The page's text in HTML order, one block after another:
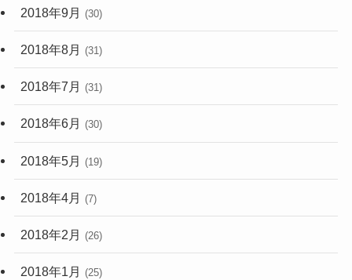
2018年9月 (30)
2018年8月 (31)
2018年7月 (31)
2018年6月 (30)
2018年5月 (19)
2018年4月 (7)
2018年2月 (26)
2018年1月 (25)